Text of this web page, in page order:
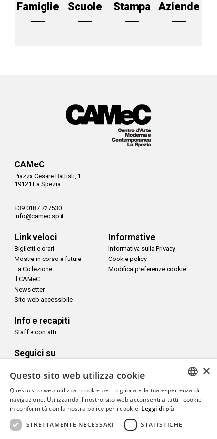
Famiglie Scuole Stampa Aziende
CAMeC
Piazza Cesare Battisti, 1
19121 La Spezia
+39 0187 727530
info@camec.sp.it
Link veloci
Biglietti e orari
Mostre in corso e future
La Collezione
Il CAMeC
Newsletter
Sito web accessibile
Informative
Informativa sulla Privacy
Cookie policy
Modifica preferenze cookie
Info e recapiti
Staff e contatti
Seguici su
Con il sostegno di
ITALIAN
×
Questo sito web utilizza cookie
Questo sito web utilizza i cookie per migliorare la tua esperienza di
navigazione. Utilizzando il nostro sito web acconsenti a tutti i cookie
in conformità con la nostra policy per i cookie. Leggi di più
STRETTAMENTE NECESSARI
STATISTICHE